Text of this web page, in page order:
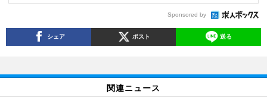
Sponsored by
シェア ポスト 送る
関連ニュース